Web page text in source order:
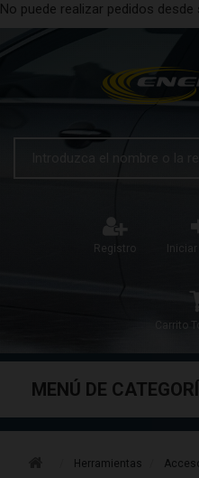
No puede realizar pedidos desde
Registro Iniciar
Carrito
MENÚ DE
Herramientas